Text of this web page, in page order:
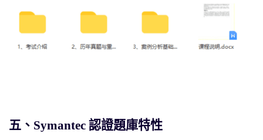
五、Symantec 認證題庫特性